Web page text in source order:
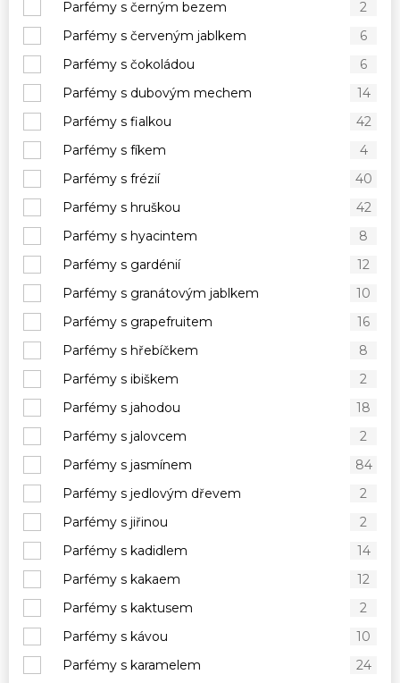
Parfémy s černým bezem
2
Parfémy s červeným jablkem
6
Parfémy s čokoládou
6
Parfémy s dubovým mechem
14
Parfémy s fialkou
42
Parfémy s fíkem
4
Parfémy s frézií
40
Parfémy s hruškou
42
Parfémy s hyacintem
8
Parfémy s gardénií
12
Parfémy s granátovým jablkem
10
Parfémy s grapefruitem
16
Parfémy s hřebíčkem
8
Parfémy s ibiškem
2
Parfémy s jahodou
18
Parfémy s jalovcem
2
Parfémy s jasmínem
84
Parfémy s jedlovým dřevem
2
Parfémy s jiřinou
2
Parfémy s kadidlem
14
Parfémy s kakaem
12
Parfémy s kaktusem
2
Parfémy s kávou
10
Parfémy s karamelem
24